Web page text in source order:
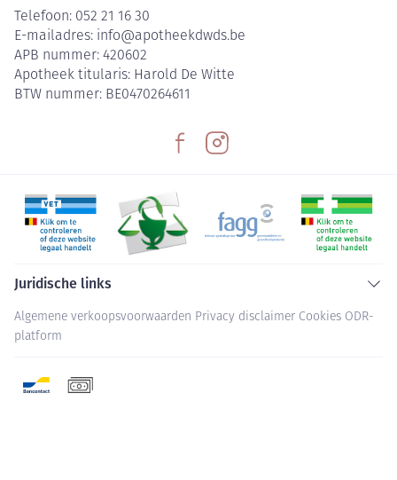
Telefoon: 052 21 16 30
E-mailadres: info@apotheekdwds.be
APB nummer: 420602
Apotheek titularis: Harold De Witte
BTW nummer: BE0470264611
Juridische links
Algemene verkoopsvoorwaarden Privacy disclaimer Cookies ODR-
platform